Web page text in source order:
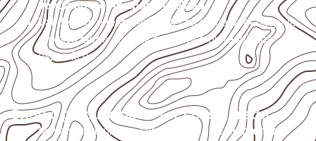
ventilado e com apoio nivelado.
Valide com o responsável técnico qualquer uso que
envolva carga, exposição intensa ou requisitos
específicos.
Onde o produto pode ser considerado
Móveis, divisórias e componentes de marcenaria